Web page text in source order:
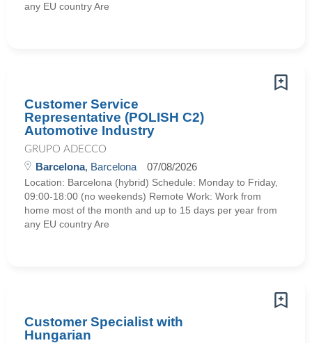
any EU country Are
Customer Service
Representative (POLISH C2)
Automotive Industry
GRUPO ADECCO
Barcelona, Barcelona 07/08/2026
Location: Barcelona (hybrid) Schedule: Monday to Friday,
09:00-18:00 (no weekends) Remote Work: Work from
home most of the month and up to 15 days per year from
any EU country Are
Customer Specialist with
Hungarian